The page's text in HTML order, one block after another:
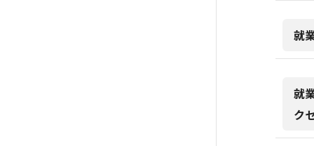
就
就
ク